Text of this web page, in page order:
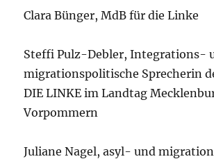
Clara Bünger, MdB für die Linke
Steffi Pulz-Debler, Integrations-
migrationspolitische Sprecherin
DIE LINKE im Landtag
Vorpommern
Juliane Nagel, asyl- und